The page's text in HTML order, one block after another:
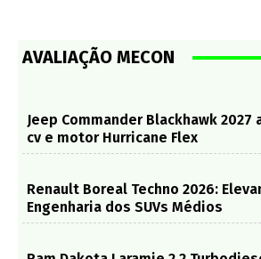
AVALIAÇÃO MECON
Jeep Commander Blackhawk 2027
cv e motor Hurricane Flex
Renault Boreal Techno 2026:
Engenharia dos SUVs Médios